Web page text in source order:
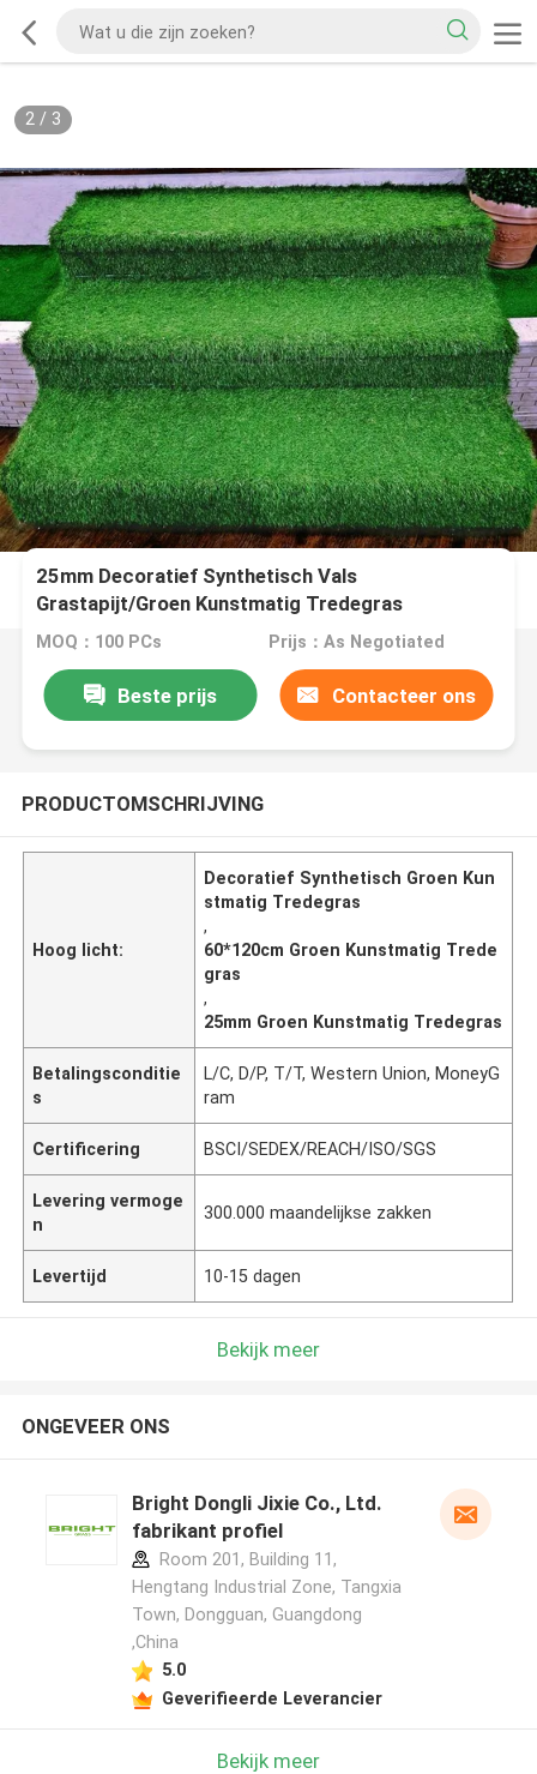
2/ 3
25mm Decoratief Synthetisch Vals
Grastapijt/Groen Kunstmatig Tredegras
60*120cm
MOQ：100 PCs Prijs：As Negotiated
Beste prijs Contacteer ons
PRODUCTOMSCHRIJVING
Hoog licht:
Decoratief Synthetisch Groen Kun
stmatig Tredegras
,
60*120cm Groen Kunstmatig Trede
gras
,
25mm Groen Kunstmatig Tredegras
Betalingsconditie
s
L/C, D/P, T/T, Western Union, MoneyG
ram
Certificering BSCI/SEDEX/REACH/ISO/SGS
Levering vermoge
n
300.000 maandelijkse zakken
Levertijd 10-15 dagen
Bekijk meer
ONGEVEER ONS
Bright Dongli Jixie Co., Ltd.
fabrikant profiel
Room 201, Building 11,
Hengtang Industrial Zone, Tangxia
Town, Dongguan, Guangdong
,China
5.0
Geverifieerde Leverancier
Bekijk meer